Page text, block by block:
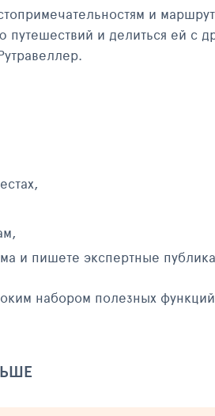
и
и делиться ей с
и пишете экспертные
набором полезных